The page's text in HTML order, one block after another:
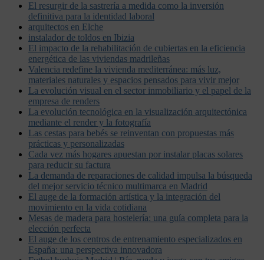
El resurgir de la sastrería a medida como la inversión
definitiva para la identidad laboral
arquitectos en Elche
instalador de toldos en Ibizia
El impacto de la rehabilitación de cubiertas en la eficiencia
energética de las viviendas madrileñas
Valencia redefine la vivienda mediterránea: más luz,
materiales naturales y espacios pensados para vivir mejor
La evolución visual en el sector inmobiliario y el papel de la
empresa de renders
La evolución tecnológica en la visualización arquitectónica
mediante el render y la fotografía
Las cestas para bebés se reinventan con propuestas más
prácticas y personalizadas
Cada vez más hogares apuestan por instalar placas solares
para reducir su factura
La demanda de reparaciones de calidad impulsa la búsqueda
del mejor servicio técnico multimarca en Madrid
El auge de la formación artística y la integración del
movimiento en la vida cotidiana
Mesas de madera para hostelería: una guía completa para la
elección perfecta
El auge de los centros de entrenamiento especializados en
España: una perspectiva innovadora